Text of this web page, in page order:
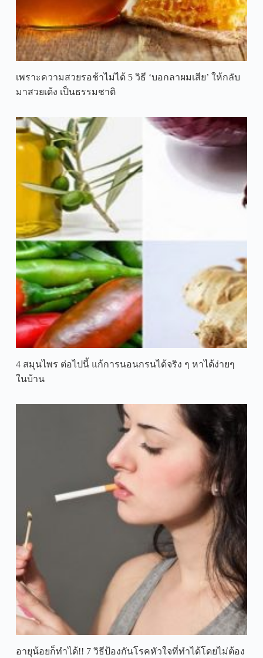
เพราะความสวยรอช้าไม่ได้ 5 วิธี ‘บอกลาผมเสีย’ ให้กลับ
มาสวยเด้ง เป็นธรรมชาติ
4 สมุนไพร ต่อไปนี้ แก้การนอนกรนได้จริง ๆ หาได้ง่ายๆ
ในบ้าน
อายุน้อยก็ทำได้!! 7 วิธีป้องกันโรคหัวใจที่ทำได้โดยไม่ต้อง